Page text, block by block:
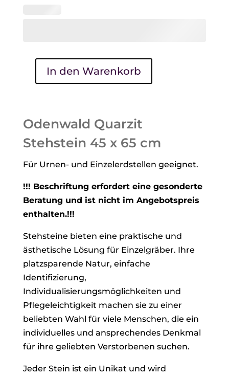
Odenwald
45
65
cm
In den Warenkorb
Odenwald Quarzit
Stehstein 45 x 65 cm
Für Urnen- und Einzelerdstellen geeignet.
!!! Beschriftung erfordert eine gesonderte
Beratung und ist nicht im Angebotspreis
enthalten.!!!
Stehsteine bieten eine praktische und
ästhetische Lösung für Einzelgräber. Ihre
platzsparende Natur, einfache
Identifizierung,
Individualisierungsmöglichkeiten und
Pflegeleichtigkeit machen sie zu einer
beliebten Wahl für viele Menschen, die ein
individuelles und ansprechendes Denkmal
für ihre geliebten Verstorbenen suchen.
Jeder Stein ist ein Unikat und wird